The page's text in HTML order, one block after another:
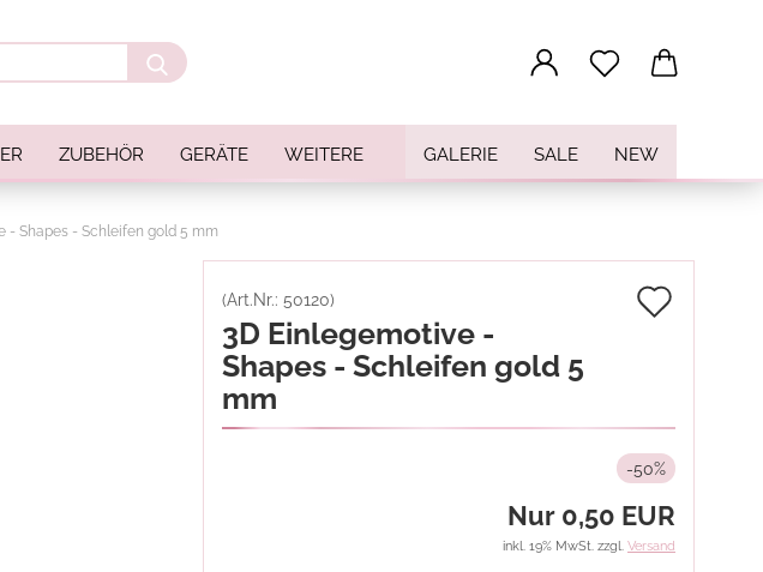
Suche...
ZUBEHÖR GERÄTE GALERIE SALE NEW
WEITERE
- Shapes - Schleifen gold 5 mm
(Art.Nr.: 50120)
3D Einlegemotive -
Shapes - Schleifen gold 5
mm
-50%
Nur 0,50 EUR
inkl. 19% MwSt. zzgl. Versand